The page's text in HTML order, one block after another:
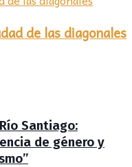
de las diagonales
Santiago:
de género y